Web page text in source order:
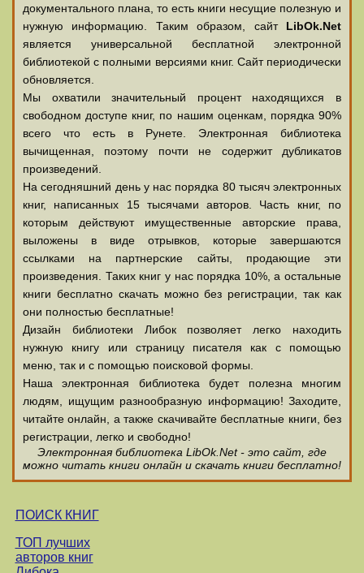
документального плана, то есть книги несущие полезную и
нужную информацию. Таким образом, сайт LibOk.Net
является универсальной бесплатной электронной
библиотекой с полными версиями книг. Сайт периодически
обновляется.
Мы охватили значительный процент находящихся в
свободном доступе книг, по нашим оценкам, порядка 90%
всего что есть в Рунете. Электронная библиотека
вычищенная, поэтому почти не содержит дубликатов
произведений.
На сегодняшний день у нас порядка 80 тысяч электронных
книг, написанных 15 тысячами авторов. Часть книг, по
которым действуют имущественные авторские права,
выложены в виде отрывков, которые завершаются
ссылками на партнерские сайты, продающие эти
произведения. Таких книг у нас порядка 10%, а остальные
книги бесплатно скачать можно без регистрации, так как
они полностью бесплатные!
Дизайн библиотеки Либок позволяет легко находить
нужную книгу или страницу писателя как с помощью
меню, так и с помощью поисковой формы.
Наша электронная библиотека будет полезна многим
людям, ищущим разнообразную информацию! Заходите,
читайте онлайн, а также скачивайте бесплатные книги, без
регистрации, легко и свободно!
Электронная библиотека LibOk.Net - это сайт, где
можно читать книги онлайн и скачать книги бесплатно!
ПОИСК КНИГ
ТОП лучших
авторов книг